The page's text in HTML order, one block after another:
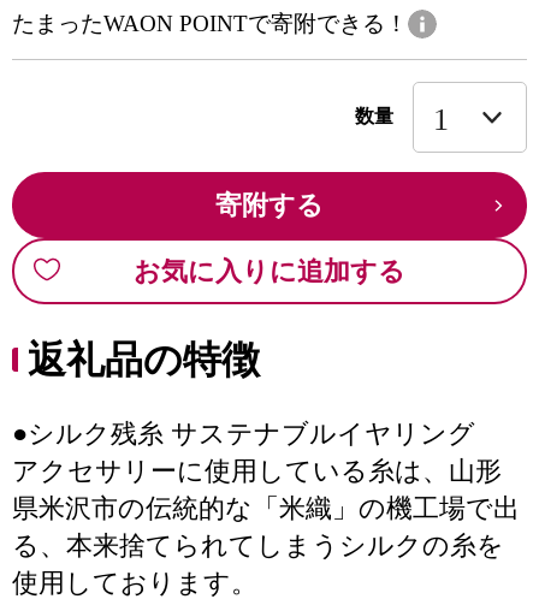
たまったWAON POINTで寄附できる！
数量
寄附する
お気に入りに追加する
返礼品の特徴
●シルク残糸 サステナブルイヤリング
アクセサリーに使用している糸は、山形
県米沢市の伝統的な「米織」の機工場で出
る、本来捨てられてしまうシルクの糸を
使用しております。